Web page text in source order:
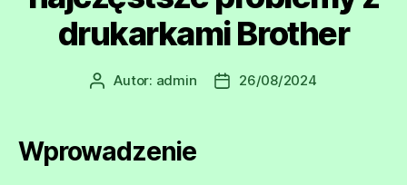
drukarkami Brother
AutorAutor: admin
Data26/08/2024
Wprowadzenie